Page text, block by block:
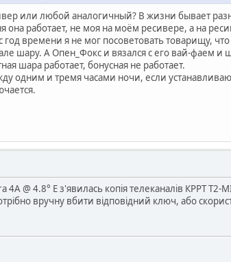
или любой аналогичный? В жизни бывает
она работает, не моя на моём ресивере, а на
времени я не мог посоветовать товарищу,
шару. А Опен_Фокс и вязался с его вай-фаем
шара работает, бонусная не работает.
одним и тремя часами ночи, если
4A @ 4.8° E з'явилась копія телеканалів КРРТ
вручну вбити відповідний ключ, або